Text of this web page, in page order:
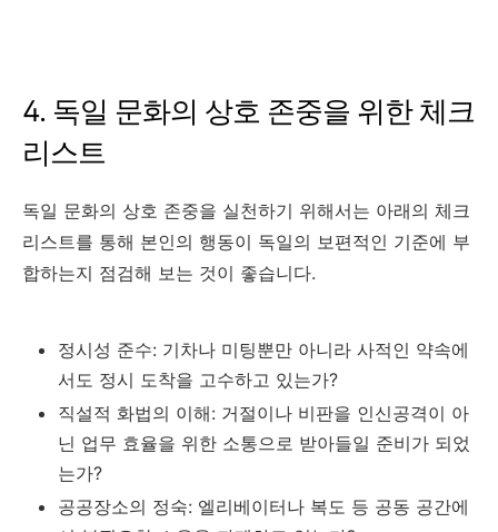
4. 독일 문화의 상호 존중을 위한 체크
리스트
독일 문화의 상호 존중을 실천하기 위해서는 아래의 체크
리스트를 통해 본인의 행동이 독일의 보편적인 기준에 부
합하는지 점검해 보는 것이 좋습니다.
정시성 준수: 기차나 미팅뿐만 아니라 사적인 약속에
서도 정시 도착을 고수하고 있는가?
직설적 화법의 이해: 거절이나 비판을 인신공격이 아
닌 업무 효율을 위한 소통으로 받아들일 준비가 되었
는가?
공공장소의 정숙: 엘리베이터나 복도 등 공동 공간에